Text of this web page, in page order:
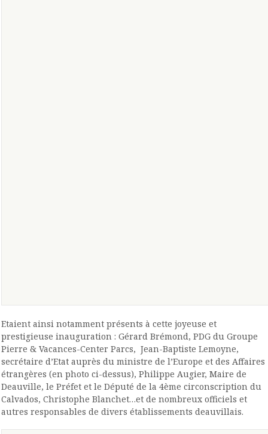
Etaient ainsi notamment présents à cette joyeuse et
prestigieuse inauguration : Gérard Brémond, PDG du Groupe
Pierre & Vacances-Center Parcs, Jean-Baptiste Lemoyne,
secrétaire d’Etat auprès du ministre de l’Europe et des Affaires
étrangères (en photo ci-dessus), Philippe Augier, Maire de
Deauville, le Préfet et le Député de la 4ème circonscription du
Calvados, Christophe Blanchet…et de nombreux officiels et
autres responsables de divers établissements deauvillais.